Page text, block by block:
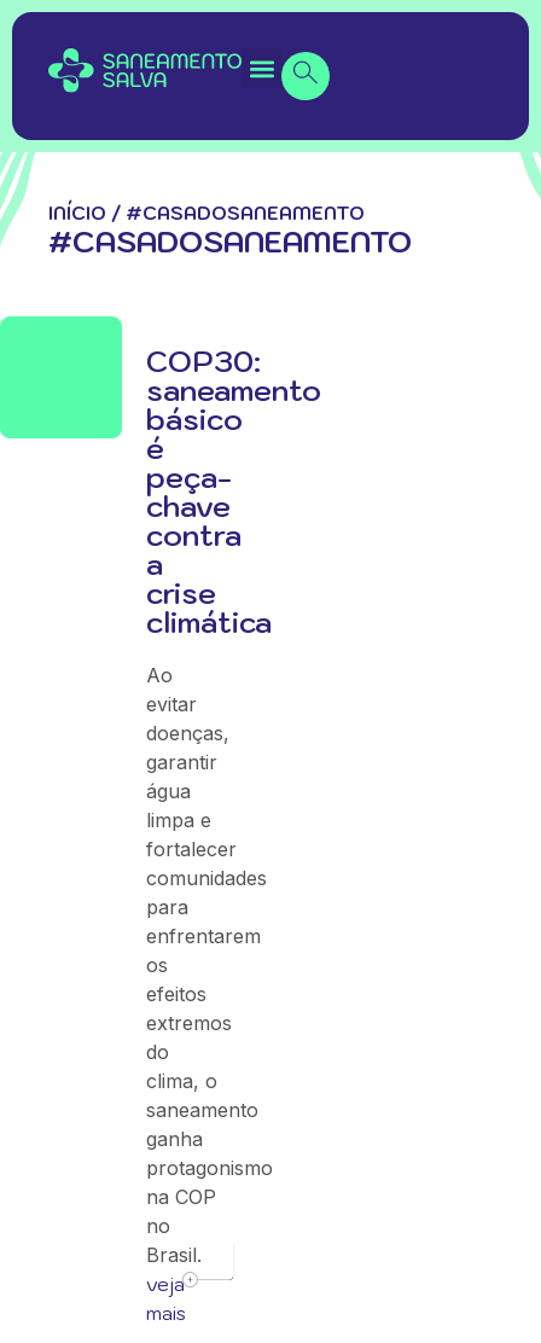
INÍCIO / #CASADOSANEAMENTO
#CASADOSANEAMENTO
COP30:
saneamento
básico
é
peça-
chave
contra
a
crise
climática
Ao
evitar
doenças,
garantir
água
limpa e
fortalecer
comunidades
para
enfrentarem
os
efeitos
extremos
do
clima, o
saneamento
ganha
protagonismo
na COP
no
Brasil.
veja
mais